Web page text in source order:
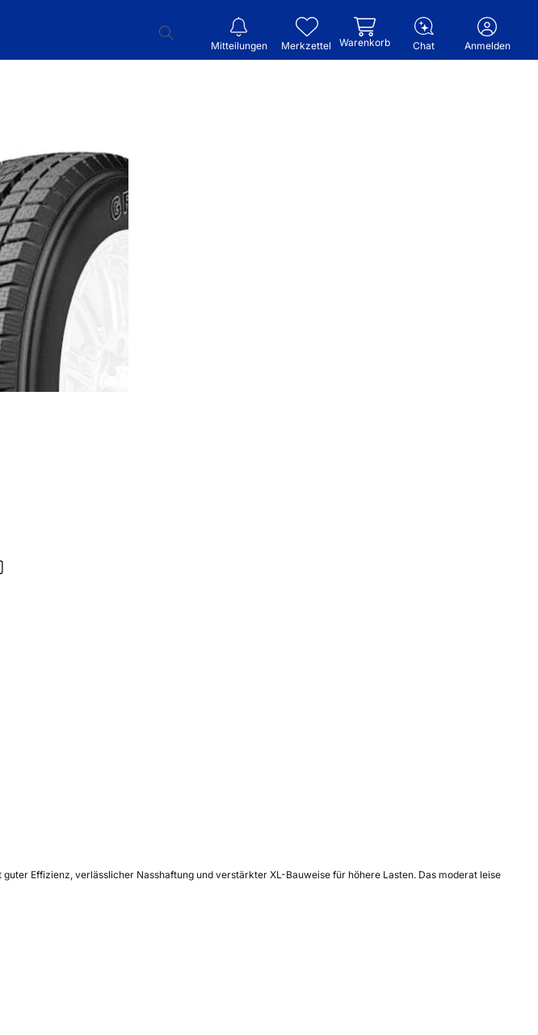
Mitteilungen Merkzettel Warenkorb Chat Anmelden
Effizienz, verlässlicher Nasshaftung und verstärkter XL-Bauweise für höhere Lasten. Das moderat leise